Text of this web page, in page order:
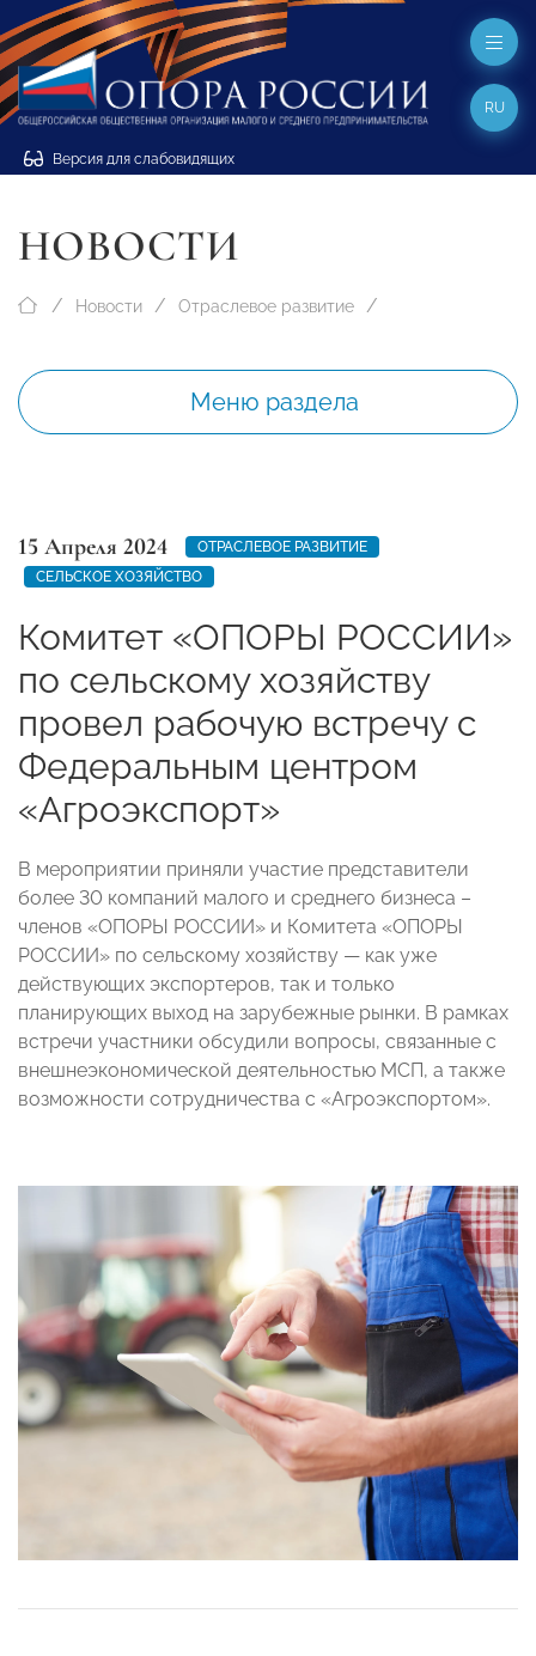
Версия для слабовидящих
RU
НОВОСТИ
Новости Отраслевое развитие
Меню раздела
15 Апреля 2024
ОТРАСЛЕВОЕ РАЗВИТИЕ
СЕЛЬСКОЕ ХОЗЯЙСТВО
Комитет «ОПОРЫ РОССИИ»
по сельскому хозяйству
провел рабочую встречу с
Федеральным центром
«Агроэкспорт»
В мероприятии приняли участие представители
более 30 компаний малого и среднего бизнеса –
членов «ОПОРЫ РОССИИ» и Комитета «ОПОРЫ
РОССИИ» по сельскому хозяйству — как уже
действующих экспортеров, так и только
планирующих выход на зарубежные рынки. В рамках
встречи участники обсудили вопросы, связанные с
внешнеэкономической деятельностью МСП, а также
возможности сотрудничества с «Агроэкспортом».